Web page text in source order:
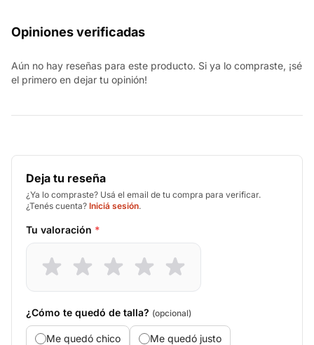
Opiniones verificadas
Aún no hay reseñas para este producto. Si ya lo compraste, ¡sé
el primero en dejar tu opinión!
Deja tu reseña
¿Ya lo compraste? Usá el email de tu compra para verificar.
¿Tenés cuenta? Iniciá sesión.
Tu valoración *
¿Cómo te quedó de talla? (opcional)
Me quedó chico Me quedó justo